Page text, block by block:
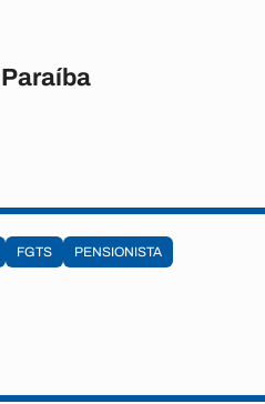
FGTS
PENSIONISTA